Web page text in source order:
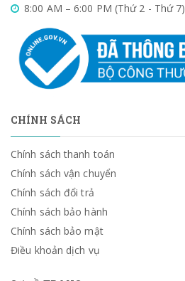
8:00 AM – 6:00 PM (Thứ 2 - Thứ 7)
CHÍNH SÁCH
Chính sách thanh toán
Chính sách vận chuyển
Chính sách đổi trả
Chính sách bảo hành
Chính sách bảo mật
Điều khoản dịch vụ